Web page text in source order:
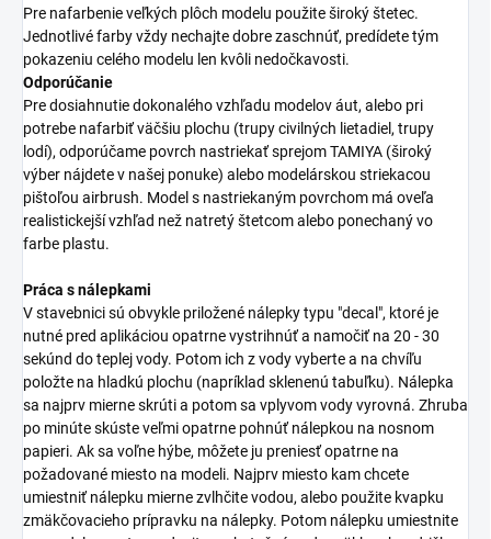
Pre nafarbenie veľkých plôch modelu použite široký štetec.
Jednotlivé farby vždy nechajte dobre zaschnúť, predídete tým
pokazeniu celého modelu len kvôli nedočkavosti.
Odporúčanie
Pre dosiahnutie dokonalého vzhľadu modelov áut, alebo pri
potrebe nafarbiť väčšiu plochu (trupy civilných lietadiel, trupy
lodí), odporúčame povrch nastriekať sprejom TAMIYA (široký
výber nájdete v našej ponuke) alebo modelárskou striekacou
pištoľou airbrush. Model s nastriekaným povrchom má oveľa
realistickejší vzhľad než natretý štetcom alebo ponechaný vo
farbe plastu.
Práca s nálepkami
V stavebnici sú obvykle priložené nálepky typu "decal", ktoré je
nutné pred aplikáciou opatrne vystrihnúť a namočiť na 20 - 30
sekúnd do teplej vody. Potom ich z vody vyberte a na chvíľu
položte na hladkú plochu (napríklad sklenenú tabuľku). Nálepka
sa najprv mierne skrúti a potom sa vplyvom vody vyrovná. Zhruba
po minúte skúste veľmi opatrne pohnúť nálepkou na nosnom
papieri. Ak sa voľne hýbe, môžete ju preniesť opatrne na
požadované miesto na modeli. Najprv miesto kam chcete
umiestniť nálepku mierne zvlhčite vodou, alebo použite kvapku
zmäkčovacieho prípravku na nálepky. Potom nálepku umiestnite